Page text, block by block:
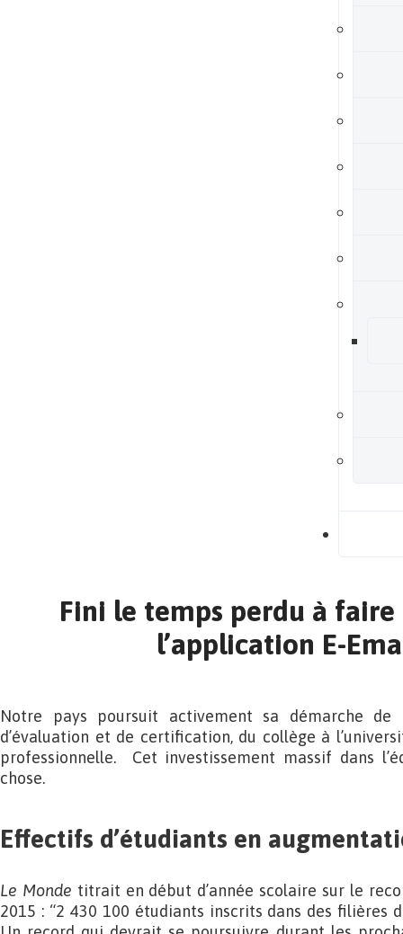
Fini le temps perdu à faire
l’application E-
Notre pays poursuit activement sa démarche de
d’évaluation et de certification, du collège à
professionnelle. Cet investissement massif dans
chose.
Effectifs d’étudiants en
Le Monde titrait en début d’année scolaire sur le
2015 : “2 430 100 étudiants inscrits dans des filières